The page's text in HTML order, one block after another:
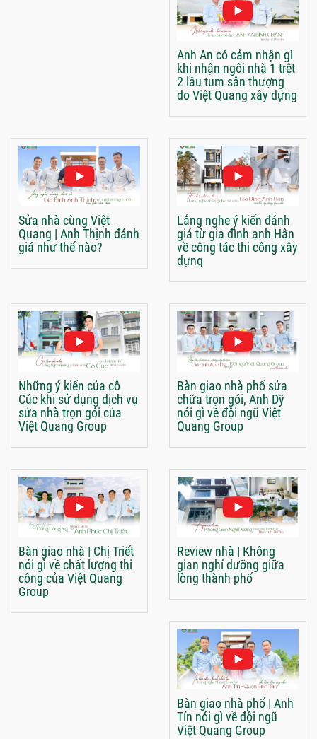
Anh An có cảm nhận gì
khi nhận ngôi nhà 1 trệt
2 lầu tum sân thượng
do Việt Quang xây dựng
Sửa nhà cùng Việt
Quang | Anh Thịnh đánh
giá như thế nào?
Lắng nghe ý kiến đánh
giá từ gia đình anh Hân
về công tác thi công xây
dựng
Những ý kiến của cô
Cúc khi sử dụng dịch vụ
sửa nhà trọn gói của
Việt Quang Group
Bàn giao nhà phố sửa
chữa trọn gói, Anh Dỹ
nói gì về đội ngũ Việt
Quang Group
Bàn giao nhà | Chị Triết
nói gì về chất lượng thi
công của Việt Quang
Group
Review nhà | Không
gian nghỉ dưỡng giữa
lòng thành phố
Bàn giao nhà phố | Anh
Tín nói gì về đội ngũ
Việt Quang Group